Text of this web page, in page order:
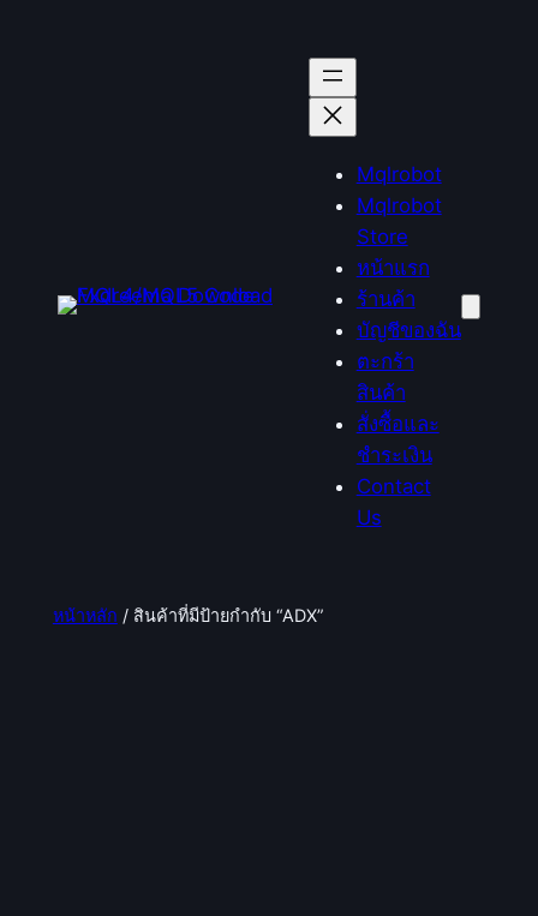
Mqlrobot
Mqlrobot
Store
หน้าแรก
ร้านค้า
บัญชีของฉัน
ตะกร้า
สินค้า
สั่งซื้อและ
ชำระเงิน
Contact
Us
หน้าหลัก / สินค้าที่มีป้ายกำกับ “ADX”